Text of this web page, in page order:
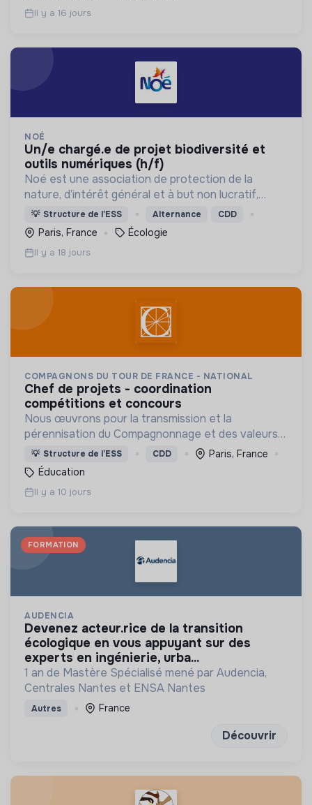
Il y a 16 jours
NOÉ
un/e chargé.e de projet biodiversité et
outils numériques (h/f)
Noé est une association de protection de la
nature, d’intérêt général et à but non lucratif,
créée en 2001. Elle déploie en France et à
l’international des actions de sauvegarde de la
biodiversité.
💡 Structure de l’ESS Alternance CDD
Paris, France Écologie
Il y a 18 jours
COMPAGNONS DU TOUR DE FRANCE - NATIONAL
chef de projets - coordination
compétitions et concours
Nous œuvrons pour la transmission et la
pérennisation du Compagnonnage et des valeurs
liées : insertion, environnement, médiation culturel.
💡 Structure de l’ESS CDD
Paris, France
Éducation
Il y a 10 jours
FORMATION
AUDENCIA
devenez acteur.rice de la transition
écologique en vous appuyant sur des
experts en ingénierie, urba...
1 an de Mastère Spécialisé mené par Audencia,
Centrales Nantes et ENSA Nantes
Autres France
Découvrir